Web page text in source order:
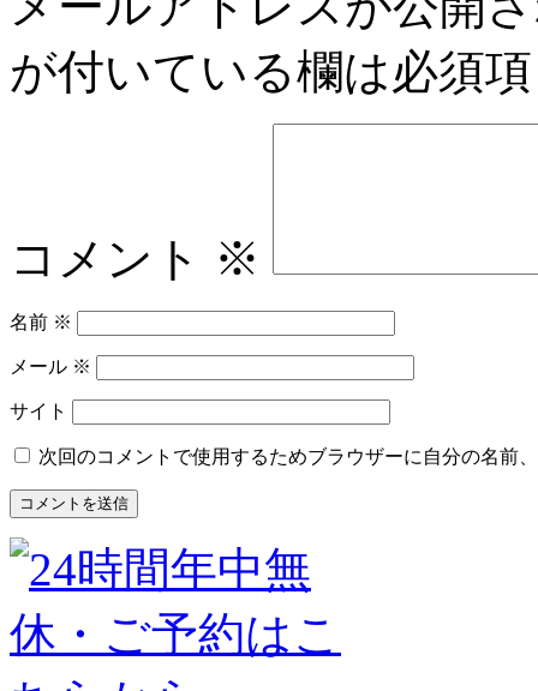
が付いている欄は必須
コメント ※
名前 ※
メール ※
サイト
次回のコメントで使用するためブラウザーに自分の名前